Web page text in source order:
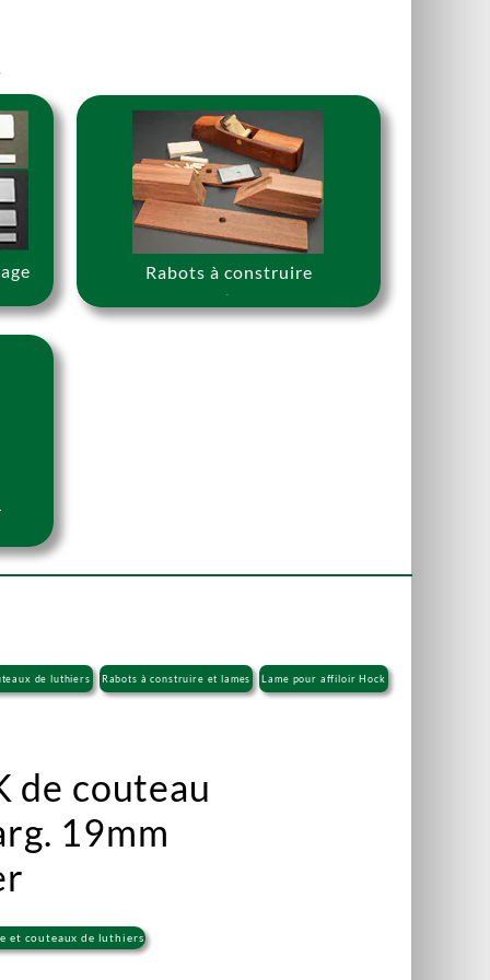
Rabots à construire
de luthiers Rabots à construire et lames Lame pour affiloir Hock
de couteau
19mm
et couteaux de luthiers